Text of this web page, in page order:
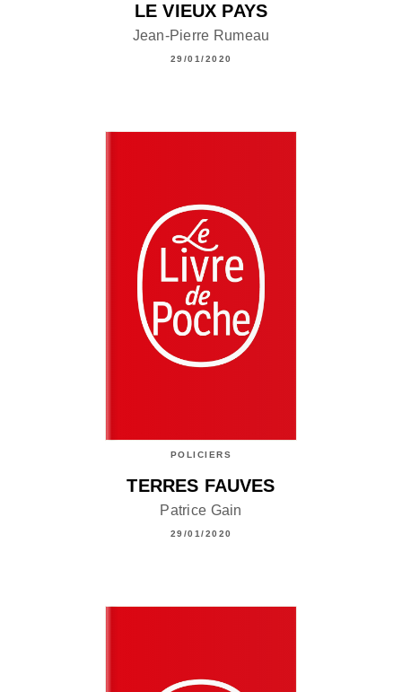
LE VIEUX PAYS
Jean-Pierre Rumeau
29/01/2020
POLICIERS
TERRES FAUVES
Patrice Gain
29/01/2020